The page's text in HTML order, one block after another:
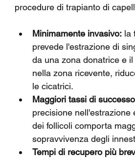
procedure di trapianto di
Minimamente invasivo: la
prevede l'estrazione di
da una zona donatrice e
nella zona ricevente,
le cicatrici.
Maggiori tassi di
precisione nell'estrazione
dei follicoli comporta
sopravvivenza degli
Tempi di recupero più